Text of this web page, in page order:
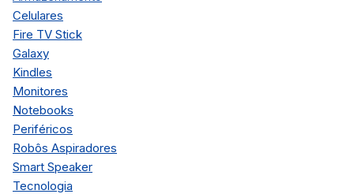
Celulares
Fire TV Stick
Galaxy
Kindles
Monitores
Notebooks
Periféricos
Robôs Aspiradores
Smart Speaker
Tecnologia